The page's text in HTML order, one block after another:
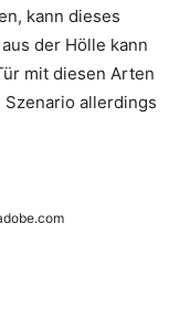
kann dieses
der Hölle kann
mit diesen Arten
allerdings